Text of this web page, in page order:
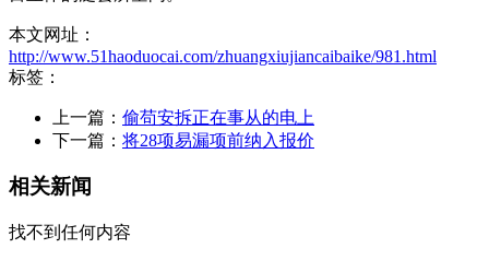
本文网址：
http://www.51haoduocai.com/zhuangxiujiancaibaike/981.html
标签：
上一篇： 偷苟安拆正在事从的电上
下一篇： 将28项易漏项前纳入报价
相关新闻
找不到任何内容